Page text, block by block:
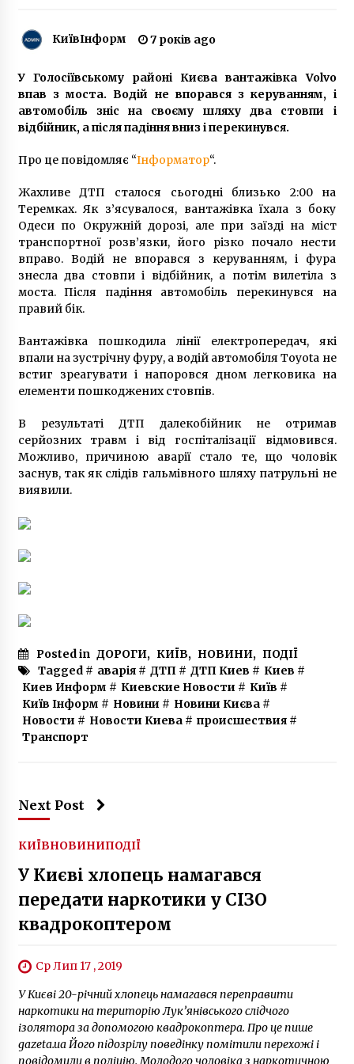
Албанські храми—древні сліди історії
6 років ago
O.Torvald зіграють безпечний онлайн-
концерт під час карантину
6 років ago
Київ посів третє місце в Європі за кількість
заторів
7 років ago
До Охматдиту привезли ще одного підлітка,
що наковтався пігулок
5 років ago
У Києві вже закінчують капремонт п’яти
станцій швидкісного трамвая, – Кличко
7 років ago
КиївІнформ 7 років ago
У Голосіївському районі Києва вантажівка Volvo
впав з моста. Водій не впорався з керуванням, і
автомобіль зніс на своєму шляху два стовпи і
відбійник, а після падіння вниз і перекинувся.
Про це повідомляє “Інформатор“.
Жахливе ДТП сталося сьогодні близько 2:00 на
Теремках. Як з’ясувалося, вантажівка їхала з боку
Одеси по Окружній дорозі, але при заїзді на міст
транспортної розв’язки, його різко почало нести
вправо. Водій не впорався з керуванням, і фура
знесла два стовпи і відбійник, а потім вилетіла з
моста. Після падіння автомобіль перекинувся на
правий бік.
Вантажівка пошкодила лінії електропередач, які
впали на зустрічну фуру, а водій автомобіля Toyota не
встиг зреагувати і напоровся дном легковика на
елементи пошкоджених стовпів.
В результаті ДТП далекобійник не отримав
серйозних травм і від госпіталізації відмовився.
Можливо, причиною аварії стало те, що чоловік
заснув, так як слідів гальмівного шляху патрульні не
виявили.
Posted in ДОРОГИ, КИЇВ, НОВИНИ, ПОДІЇ
Tagged # аварія# ДТП# ДТП Киев # Киев #
Киев Информ # Киевские Новости # Київ #
Київ Інформ # Новини # Новини Києва#
Новости # Новости Киева# происшествия#
Транспорт
Next Post
КИЇВНОВИНИПОДІЇ
У Києві хлопець намагався
передати наркотики у СІЗО
квадрокоптером
Ср Лип 17 , 2019
У Києві 20-річний хлопець намагався переправити
наркотики на територію Лук’янівського слідчого
ізолятора за допомогою квадрокоптера. Про це пише
gazeta.ua Його підозрілу поведінку помітили перехожі і
повідомили в поліцію. Молодого чоловіка з наркотичною